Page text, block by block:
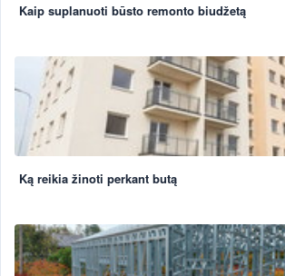
Kaip suplanuoti būsto remonto biudžetą
Ką reikia žinoti perkant butą